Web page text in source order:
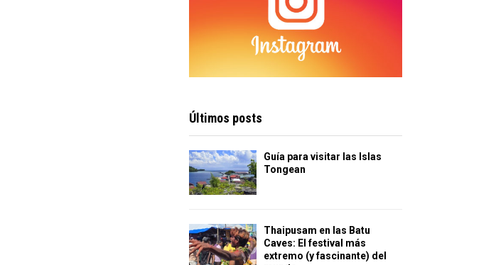
Últimos posts
Guía para visitar las Islas
Tongean
Thaipusam en las Batu
Caves: El festival más
extremo (y fascinante) del